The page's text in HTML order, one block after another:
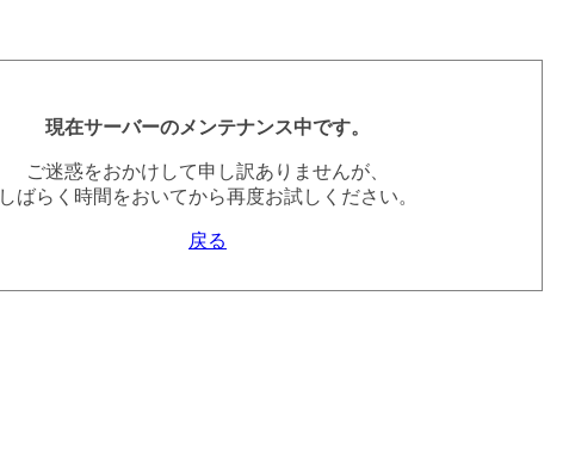
現在サーバーのメンテナンス中です。
ご迷惑をおかけして申し訳ありませんが、
しばらく時間をおいてから再度お試しください。
戻る